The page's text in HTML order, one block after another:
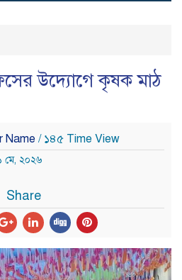
উদ্যোগে কৃষক মাঠ
Name / ১৪৫ Time View
মে, ২০২৬
Share